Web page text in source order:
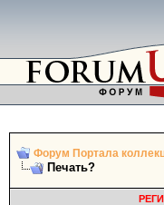
Форум Портала
Печать?